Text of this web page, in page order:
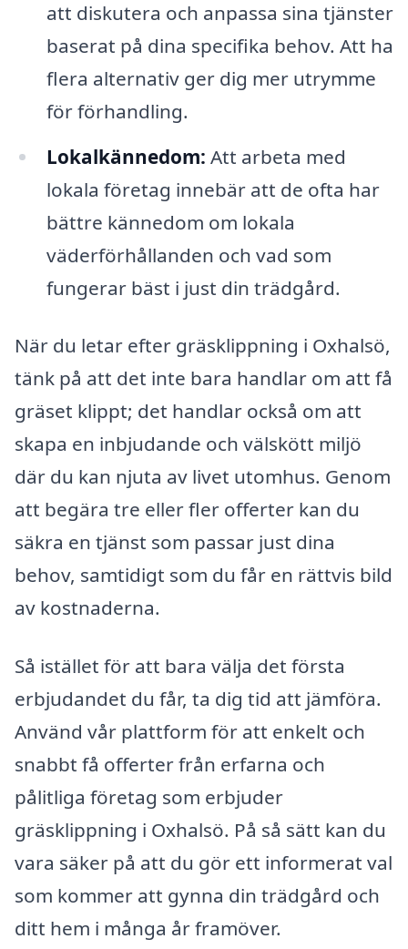
att diskutera och anpassa sina tjänster
baserat på dina specifika behov. Att ha
flera alternativ ger dig mer utrymme
för förhandling.
Lokalkännedom: Att arbeta med
lokala företag innebär att de ofta har
bättre kännedom om lokala
väderförhållanden och vad som
fungerar bäst i just din trädgård.
När du letar efter gräsklippning i Oxhalsö,
tänk på att det inte bara handlar om att få
gräset klippt; det handlar också om att
skapa en inbjudande och välskött miljö
där du kan njuta av livet utomhus. Genom
att begära tre eller fler offerter kan du
säkra en tjänst som passar just dina
behov, samtidigt som du får en rättvis bild
av kostnaderna.
Så istället för att bara välja det första
erbjudandet du får, ta dig tid att jämföra.
Använd vår plattform för att enkelt och
snabbt få offerter från erfarna och
pålitliga företag som erbjuder
gräsklippning i Oxhalsö. På så sätt kan du
vara säker på att du gör ett informerat val
som kommer att gynna din trädgård och
ditt hem i många år framöver.